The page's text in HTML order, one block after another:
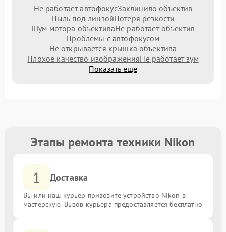
Не работает автофокусЗаклинило объектив
Пыль под линзойПотеря резкости
Шум мотора объективаНе работает объектив
Проблемы с автофокусом
Не открывается крышка объектива
Плохое качество изображенияНе работает зум
Показать еще
Этапы ремонта техники Nikon
1 Доставка
Вы или наш курьер привозите устройство Nikon в
мастерскую. Вызов курьера предоставляется бесплатно